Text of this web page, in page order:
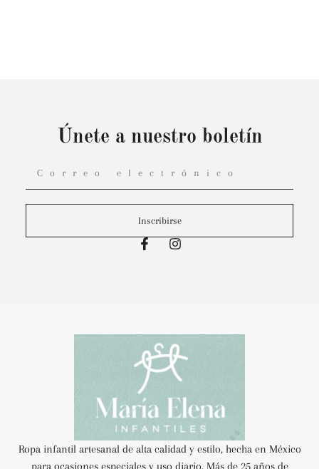
Únete a nuestro boletín
Inscribirse
Ropa infantil artesanal de alta calidad y estilo, hecha en México
para ocasiones especiales y uso diario. Más de 25 años de